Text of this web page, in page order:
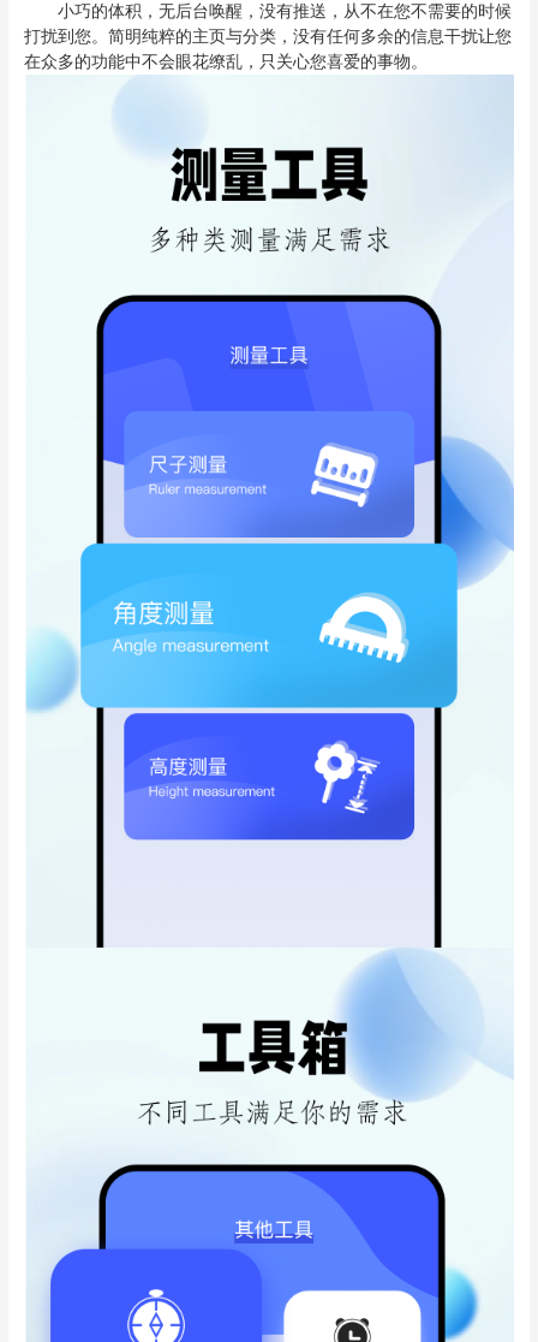
小巧的体积，无后台唤醒，没有推送，从不在您不需要的时候
打扰到您。简明纯粹的主页与分类，没有任何多余的信息干扰让您
在众多的功能中不会眼花缭乱，只关心您喜爱的事物。